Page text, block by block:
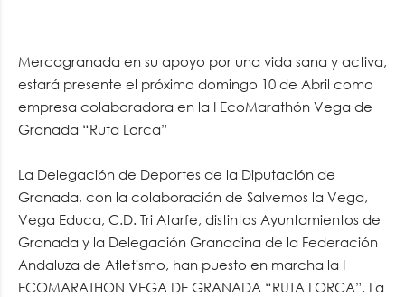
Mercagranada en su apoyo por una vida sana y activa,
estará presente el próximo domingo 10 de Abril como
empresa colaboradora en la I EcoMarathón Vega de
Granada “Ruta Lorca”
La Delegación de Deportes de la Diputación de
Granada, con la colaboración de Salvemos la Vega,
Vega Educa, C.D. Tri Atarfe, distintos Ayuntamientos de
Granada y la Delegación Granadina de la Federación
Andaluza de Atletismo, han puesto en marcha la I
ECOMARATHON VEGA DE GRANADA “RUTA LORCA”. La